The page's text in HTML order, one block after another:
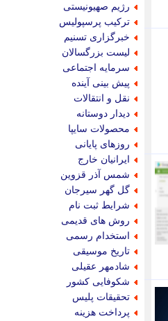
رژیم صهیونیستی
ترکیب پرسپولیس
خبرگزاری تسنیم
لیست بزرگسالان
سرمایه اجتماعی
پیش بینی آینده
نقل و انتقالات
دیدار دوستانه
محصولات سایپا
روزهای پایانی
ایرانیان خارج
شمس آذر قزوین
گل گهر سیرجان
شرایط ثبت نام
روش های قدیمی
استخدام رسمی
تاریخ موسیقی
شادمهر عقیلی
شکوفایی کشور
تحقیقات پلیس
پرداخت هزینه